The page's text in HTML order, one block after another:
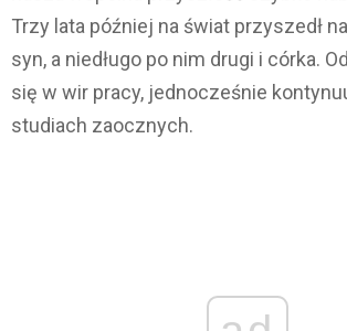
Trzy lata później na świat przyszedł
syn, a niedługo po nim drugi i córka.
się w wir pracy, jednocześnie
studiach zaocznych.